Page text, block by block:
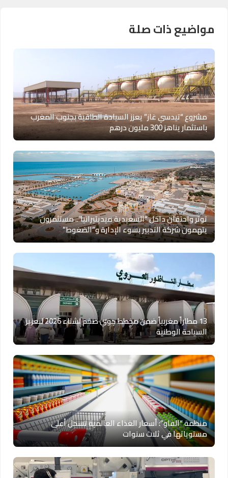
مواضيع ذات صلة
مشروع “تيدسي غاز” يعزز السيادة الطاقية بجنوب المغرب
باستثمار يناهز 300 مليون درهم
توتر واحتقان داخل “السعيدية ميديتيرانيا”.. مستثمرون
يتهمون شركة التدبير بسوء الإدارة و”الضغوط”
13 مطاراً مغربياً ضمن مخطط جوي ضخم لشتاء 2026 لتعزيز
السياحة الوطنية
منظمة “الفاو”: أسعار الغذاء العالمية تسجل أعلى
مستوياتها في ثلاث سنوات